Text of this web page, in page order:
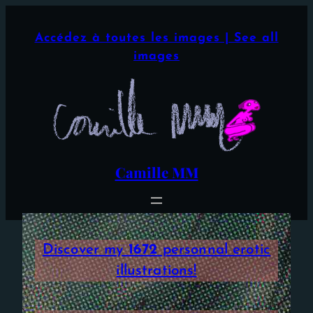
Accédez à toutes les images | See all
images
Camille MM
Discover my1672personnal erotic
illustrations!